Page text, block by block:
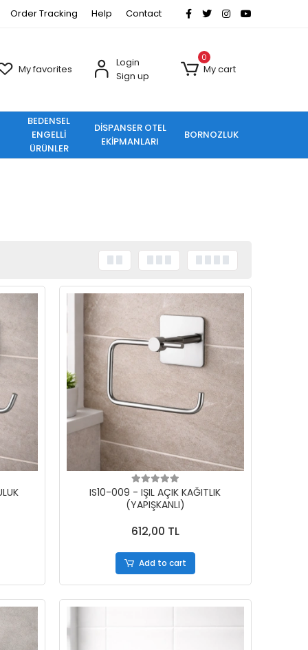
Order Tracking Help Contact
My favorites
Login
Sign up
0
My cart
BEDENSEL
ENGELLİ
ÜRÜNLER
DİSPANSER OTEL
EKİPMANLARI
BORNOZLUK
IS10-009 - IŞIL AÇIK KAĞITLIK
(YAPIŞKANLI)
612,00 TL
Add to cart